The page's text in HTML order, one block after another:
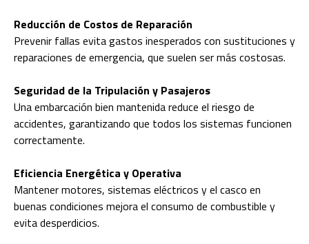
Reducción de Costos de Reparación
Prevenir fallas evita gastos inesperados con sustituciones y
reparaciones de emergencia, que suelen ser más costosas.
Seguridad de la Tripulación y Pasajeros
Una embarcación bien mantenida reduce el riesgo de
accidentes, garantizando que todos los sistemas funcionen
correctamente.
Eficiencia Energética y Operativa
Mantener motores, sistemas eléctricos y el casco en
buenas condiciones mejora el consumo de combustible y
evita desperdicios.